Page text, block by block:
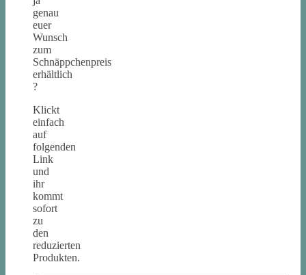
genau
euer
Wunsch
zum
Schnäppchenpreis
erhältlich
?
Klickt
einfach
auf
folgenden
Link
und
ihr
kommt
sofort
zu
den
reduzierten
Produkten.